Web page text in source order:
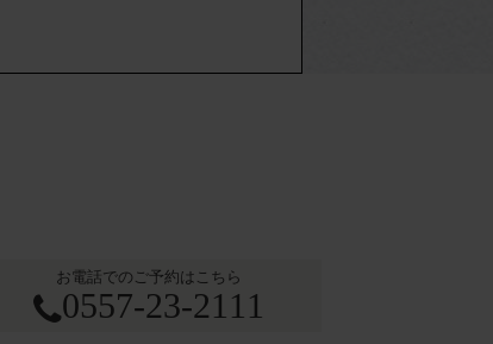
お電話でのご予約はこちら
0557-23-2111